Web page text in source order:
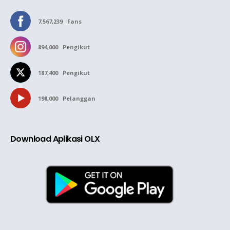
7,567,239 Fans
894,000 Pengikut
187,400 Pengikut
198,000 Pelanggan
Download Aplikasi OLX